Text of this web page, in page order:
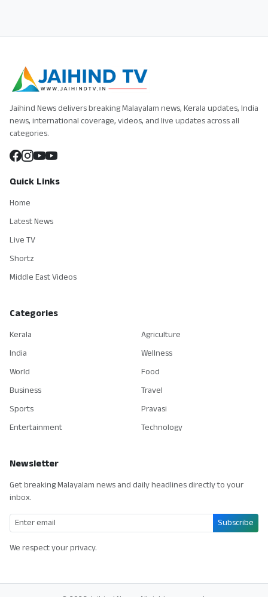
Jaihind News delivers breaking Malayalam news, Kerala updates, India
news, international coverage, videos, and live updates across all
categories.
Quick Links
Home
Latest News
Live TV
Shortz
Middle East Videos
Categories
Kerala
India
World
Business
Sports
Entertainment
Agriculture
Wellness
Food
Travel
Pravasi
Technology
Newsletter
Get breaking Malayalam news and daily headlines directly to your
inbox.
Subscribe
We respect your privacy.